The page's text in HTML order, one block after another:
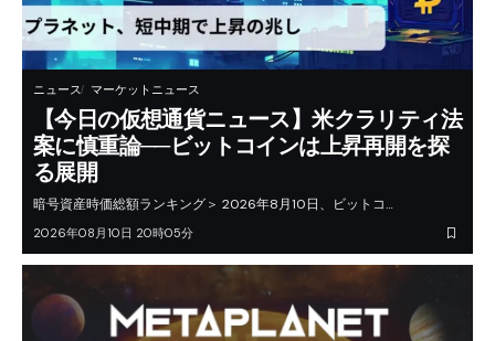
ニュース マーケットニュース
【今日の仮想通貨ニュース】米クラリティ法
案に慎重論──ビットコインは上昇再開を探
る展開
暗号資産時価総額ランキング＞ 2026年8月10日、ビットコ…
2026年08月10日 20時05分